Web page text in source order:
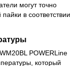
могут точно
в соответствии
POWERLine
который